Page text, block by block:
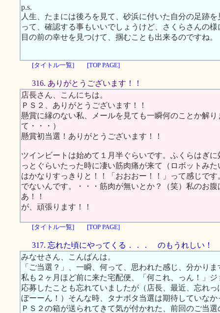
p.s.
人生、たまには後ろを見て、砂浜に付いた自分の足跡
って、確認する事もいいでしょうけど、さくらさんの
目の前の幸せを見つけて、掴むことも出来るのですね。
[タイトル一覧] [TOP PAGE]
316. ありがとうございます！！
店長さん、こんにちは。
ＰＳ２、ありがとうございます！！
懸賞に縁のない私、メールを見ても一瞬何のことか解
て・・・）
懸賞初当選！ありがとうございます！！
ツインビートは始めて１月半ぐらいです。ふくらはぎ
っとぐらいたった時に凄い筋肉痛が来て（ロボットみ
はかなりすっきりと！！「おおおー！！」って感じで
でないんです。・・・筋肉が無いとか？（笑）私のお
あ！！
が、頑張ります！！
[タイトル一覧] [TOP PAGE]
317. 忘れた頃にやってくる．．． のもうれしい！
みなせさん、こんばんは。
「ご当選？」、一瞬、何って、思われた感じ、分かりま
私も２ヶ月ほど前に来た宅配便、「何これ、っん！」
応募したことも忘れていましたが（店長、最近、忘れ
ぼーーん！）そんな時、タナボタ当選は期待していな
ＰＳ２の箱が送られてきて気が付かれた、前回のご当